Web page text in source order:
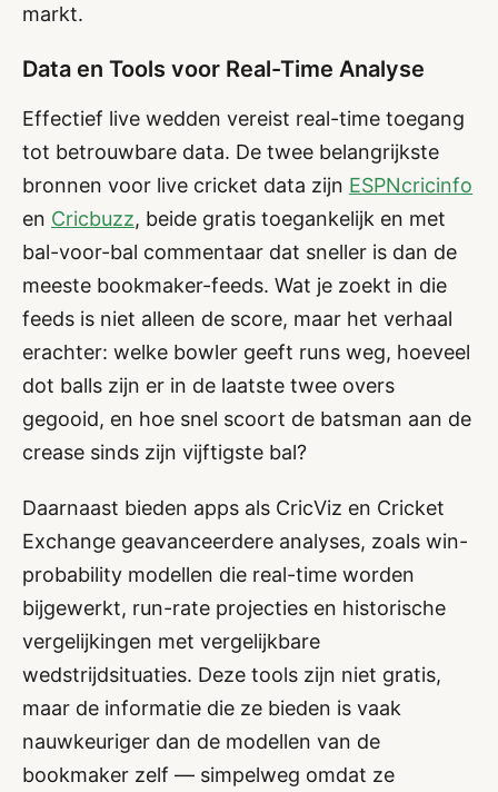
markt.
Data en Tools voor Real-Time Analyse
Effectief live wedden vereist real-time toegang
tot betrouwbare data. De twee belangrijkste
bronnen voor live cricket data zijn ESPNcricinfo
en Cricbuzz, beide gratis toegankelijk en met
bal-voor-bal commentaar dat sneller is dan de
meeste bookmaker-feeds. Wat je zoekt in die
feeds is niet alleen de score, maar het verhaal
erachter: welke bowler geeft runs weg, hoeveel
dot balls zijn er in de laatste twee overs
gegooid, en hoe snel scoort de batsman aan de
crease sinds zijn vijftigste bal?
Daarnaast bieden apps als CricViz en Cricket
Exchange geavanceerdere analyses, zoals win-
probability modellen die real-time worden
bijgewerkt, run-rate projecties en historische
vergelijkingen met vergelijkbare
wedstrijdsituaties. Deze tools zijn niet gratis,
maar de informatie die ze bieden is vaak
nauwkeuriger dan de modellen van de
bookmaker zelf — simpelweg omdat ze